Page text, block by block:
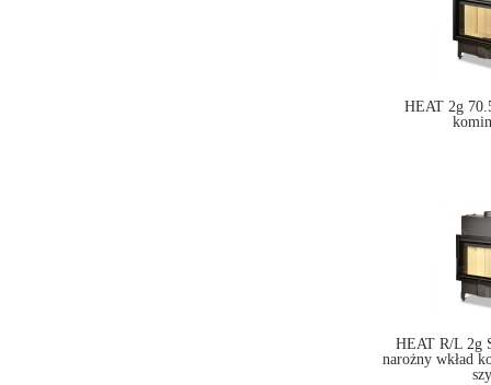
HEAT 2g
HEAT R/L 2g
narożny wkład